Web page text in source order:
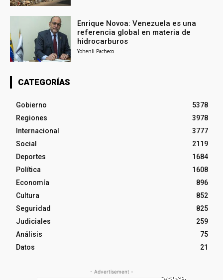
Enrique Novoa: Venezuela es una
referencia global en materia de
hidrocarburos
Yohenli Pacheco
CATEGORÍAS
Gobierno
5378
Regiones
3978
Internacional
3777
Social
2119
Deportes
1684
Política
1608
Economía
896
Cultura
852
Seguridad
825
Judiciales
259
Análisis
75
Datos
21
- Advertisement -